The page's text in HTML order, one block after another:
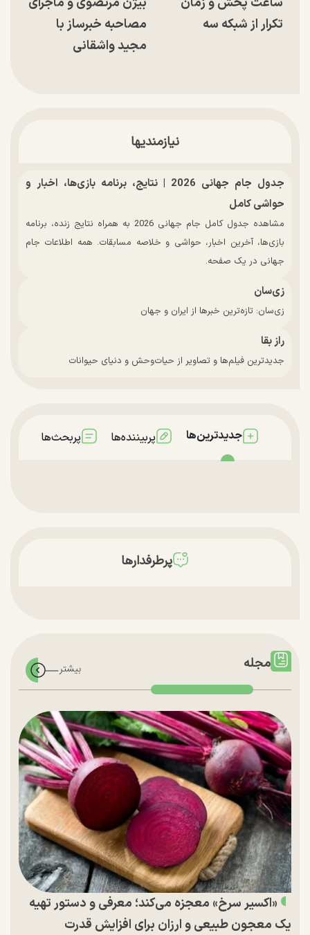
تکرار از شبکه سه
مصاحبه خبرساز با
مجید واشقانی
نیازمندیها
جدول جام جهانی 2026 | نتایج، برنامه بازی‌ها، اخبار و
حواشی کامل
مشاهده جدول کامل جام جهانی 2026 به همراه نتایج زنده، برنامه
بازی‌ها، آخرین اخبار، حواشی و خلاصه مسابقات. همه اطلاعات جام
جهانی در یک صفحه.
زی‌سان
زی‌سان: تازه‌ترین خبرها از ایران و جهان
راز بقا
جدیدترین فیلم‌ها و تصاویر از حیات‌وحش و دنیای حیوانات
جدیدترین‌ها پربیننده‌ها پربحث‌ها
پرطرفدارها
مجله
«اکسیر سرخ» معجزه می‌کند؛ معرفی و دستور تهیه
یک معجون طبیعی و ارزان برای افزایش قدرت